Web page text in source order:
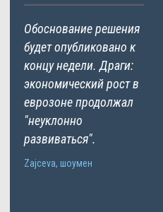
Обоснование решения
будет опубликовано к
концу недели. Драги:
экономический рост в
еврозоне продолжал
"неуклонно
развиваться".
Zajceva, шоумен